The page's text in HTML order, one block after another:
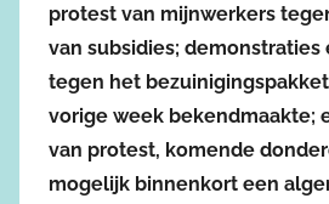
protest van mijnwerkers
van subsidies; demonstraties
tegen het
vorige week bekendmaakte;
van protest, komende
mogelijk binnenkort een